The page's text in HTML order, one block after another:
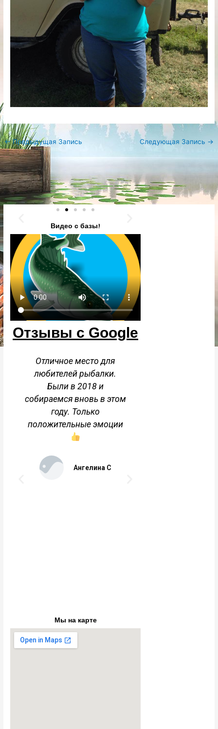
←Предыдущая Запись Следующая Запись →
Видео с базы!
Отзывы с Google
Отличное место для
любителей рыбалки.
Были в 2018 и
собираемся вновь в этом
году. Только
положительные эмоции
Ангелина С
Мы на карте